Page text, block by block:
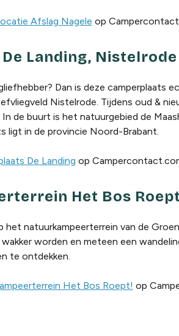
Afslag Nagele op
Landing, Nistelrode
Dan is deze camperplaats
Nistelrode. Tijdens oud &
de buurt is het natuurgebied de
ligt in de provincie Noord-Brabant.
De Landing op
Het Bos
het natuurkampeerterrein van de
worden en meteen een
te ontdekken.
Het Bos Roept! op